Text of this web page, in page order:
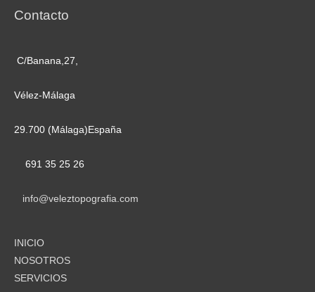
Contacto
C/Banana,27,
Vélez-Málaga
29.700 (Málaga)España
691 35 25 26
info@veleztopografia.com
INICIO
NOSOTROS
SERVICIOS